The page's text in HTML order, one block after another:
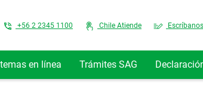
Top Menu
+56 2 2345 1100 Chile Atiende Escríbanos
en línea Trámites SAG